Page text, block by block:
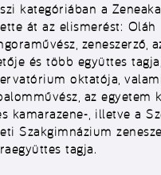
kategóriában a
át az elismerést: Oláh
zeneszerző,
és több együttes
oktatója,
az egyetem
kamarazene-, illetve a
Szakgimnázium
tagja.